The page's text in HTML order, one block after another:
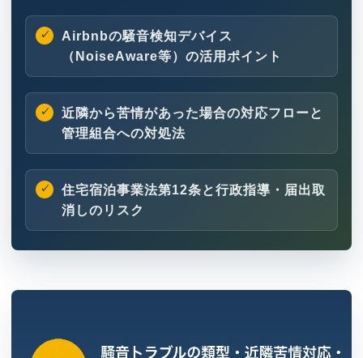
Airbnbの騒音検知デバイス
（NoiseAware等）の活用ポイント
近隣から苦情があった場合の対応フローと
管理組合への対処法
住宅宿泊事業法第12条と行政指導・届出取
消しのリスク